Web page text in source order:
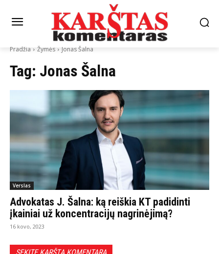
Pradžia Žymės Jonas Šalna
Tag: Jonas Šalna
Verslas
Advokatas J. Šalna: ką reiškia KT padidinti
įkainiai už koncentracijų nagrinėjimą?
16 kovo, 2023